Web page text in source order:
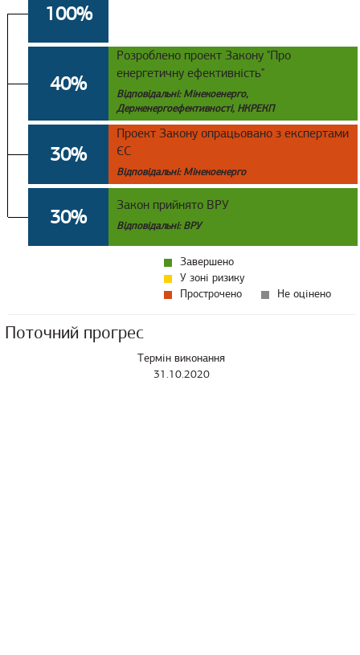
100%
40%
Розроблено проект Закону "Про
енергетичну ефективність"
Відповідальні: Мінекоенерго,
Держенергоефективності, НКРЕКП
30%
Проект Закону опрацьовано з експертами
ЄС
Відповідальні: Мінекоенерго
30% Закон прийнято ВРУ
Відповідальні: ВРУ
Завершено
У зоні ризику
Прострочено
Не оцінено
Поточний прогрес
Термін виконання
31.10.2020